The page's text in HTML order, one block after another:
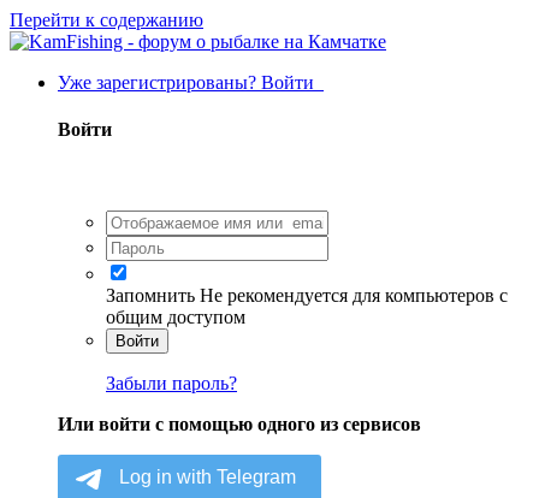
Перейти к содержанию
Уже зарегистрированы? Войти
Войти
Запомнить Не рекомендуется для компьютеров с
общим доступом
Войти
Забыли пароль?
Или войти с помощью одного из сервисов